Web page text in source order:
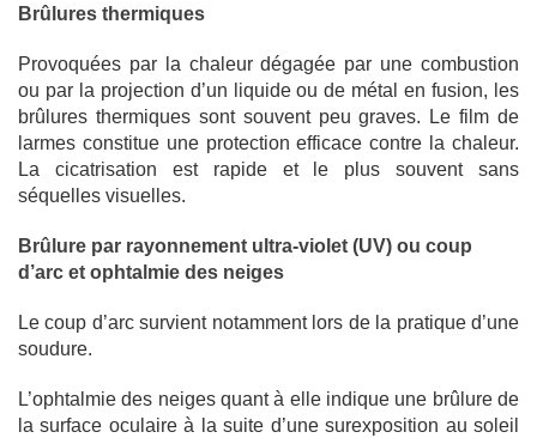
Brûlures thermiques
Provoquées par la chaleur dégagée par une combustion
ou par la projection d’un liquide ou de métal en fusion, les
brûlures thermiques sont souvent peu graves. Le film de
larmes constitue une protection efficace contre la chaleur.
La cicatrisation est rapide et le plus souvent sans
séquelles visuelles.
Brûlure par rayonnement ultra-violet (UV) ou coup
d’arc et ophtalmie des neiges
Le coup d’arc survient notamment lors de la pratique d’une
soudure.
L’ophtalmie des neiges quant à elle indique une brûlure de
la surface oculaire à la suite d’une surexposition au soleil